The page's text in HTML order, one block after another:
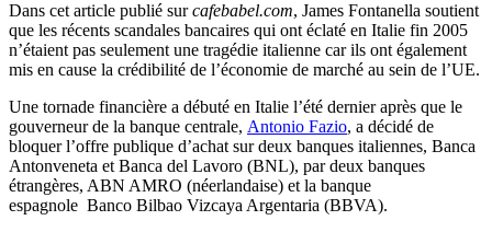
Dans cet article publié surcafebabel.com, James Fontanella soutient
que les récents scandales bancaires qui ont éclaté en Italie fin 2005
n’étaient pas seulement une tragédie italienne car ils ont également
mis en cause la crédibilité de l’économie de marché au sein de l’UE.
Une tornade financière a débuté en Italie l’été dernier après que le
gouverneur de la banque centrale, Antonio Fazio, a décidé de
bloquer l’offre publique d’achat sur deux banques italiennes, Banca
Antonveneta et Banca del Lavoro (BNL), par deux banques
étrangères, ABN AMRO (néerlandaise) et la banque
espagnole Banco Bilbao Vizcaya Argentaria (BBVA).